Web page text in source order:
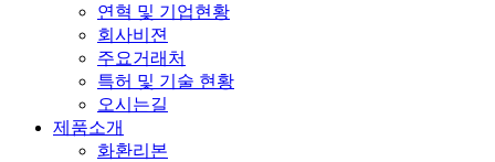
연혁 및 기업현황
회사비젼
주요거래처
특허 및 기술 현황
오시는길
제품소개
화환리본